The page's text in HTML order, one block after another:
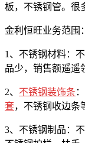
板，不锈钢管。很
金利恒旺业务范围：
1、不锈钢材料：
品少，销售额遥遥
2、 不锈钢装饰条
套，不锈钢收边条
3、不锈钢制品：不